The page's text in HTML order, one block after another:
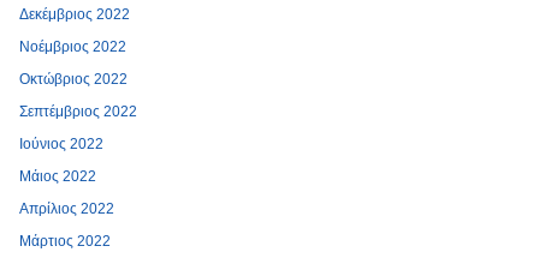
Δεκέμβριος 2022
Νοέμβριος 2022
Οκτώβριος 2022
Σεπτέμβριος 2022
Ιούνιος 2022
Μάιος 2022
Απρίλιος 2022
Μάρτιος 2022